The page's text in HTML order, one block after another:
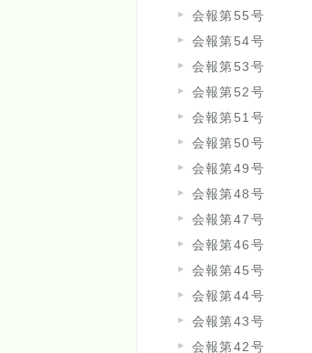
会報第55号
会報第54号
会報第53号
会報第52号
会報第51号
会報第50号
会報第49号
会報第48号
会報第47号
会報第46号
会報第45号
会報第44号
会報第43号
会報第42号